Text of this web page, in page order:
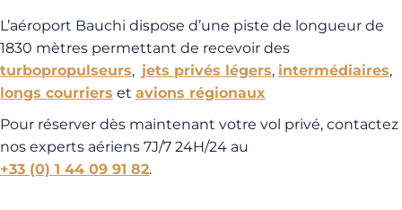
L’aéroport Bauchi dispose d’une piste de longueur de
1830 mètres permettant de recevoir des
turbopropulseurs, jets privés légers, intermédiaires,
longs courriers et avions régionaux
Pour réserver dès maintenant votre vol privé, contactez
nos experts aériens 7J/7 24H/24 au
+33 (0) 1 44 09 91 82.